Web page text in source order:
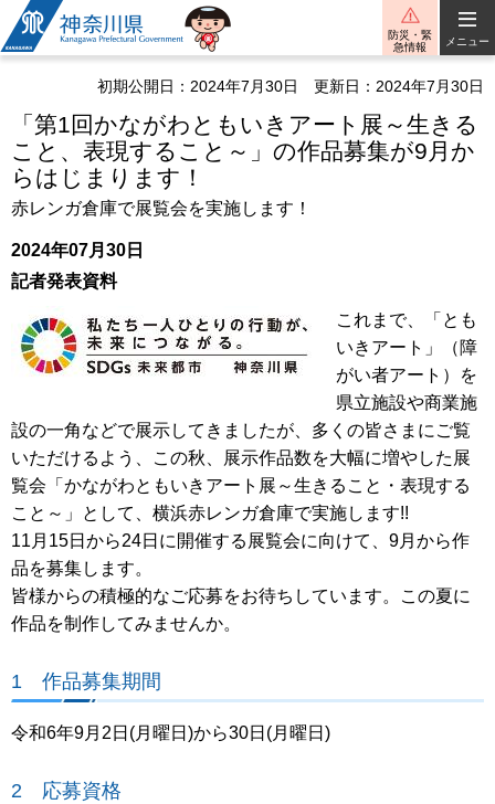
神奈川県
防災・緊
急情報
メニュー
初期公開日：2024年7月30日 更新日：2024年7月30日
「第1回かながわともいきアート展～生きる
こと、表現すること～」の作品募集が9月か
らはじまります！
赤レンガ倉庫で展覧会を実施します！
2024年07月30日
記者発表資料
これまで、「とも
いきアート」（障
がい者アート）を
県立施設や商業施
設の一角などで展示してきましたが、多くの皆さまにご覧
いただけるよう、この秋、展示作品数を大幅に増やした展
覧会「かながわともいきアート展～生きること・表現する
こと～」として、横浜赤レンガ倉庫で実施します!!
11月15日から24日に開催する展覧会に向けて、9月から作
品を募集します。
皆様からの積極的なご応募をお待ちしています。この夏に
作品を制作してみませんか。
1 作品募集期間
令和6年9月2日(月曜日)から30日(月曜日)
2 応募資格